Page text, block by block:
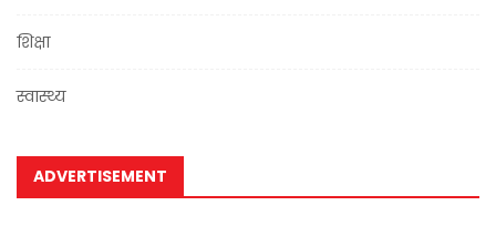
शिक्षा
स्वास्थ्य
ADVERTISEMENT